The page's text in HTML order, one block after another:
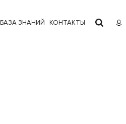
БАЗА ЗНАНИЙ КОНТАКТЫ